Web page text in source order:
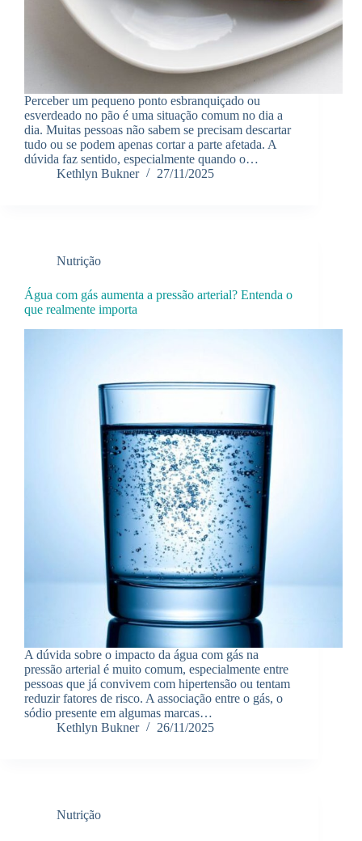
Perceber um pequeno ponto esbranquiçado ou
esverdeado no pão é uma situação comum no dia a
dia. Muitas pessoas não sabem se precisam descartar
tudo ou se podem apenas cortar a parte afetada. A
dúvida faz sentido, especialmente quando o…
Kethlyn Bukner
27/11/2025
Nutrição
Água com gás aumenta a pressão arterial? Entenda o
que realmente importa
A dúvida sobre o impacto da água com gás na
pressão arterial é muito comum, especialmente entre
pessoas que já convivem com hipertensão ou tentam
reduzir fatores de risco. A associação entre o gás, o
sódio presente em algumas marcas…
Kethlyn Bukner
26/11/2025
Nutrição